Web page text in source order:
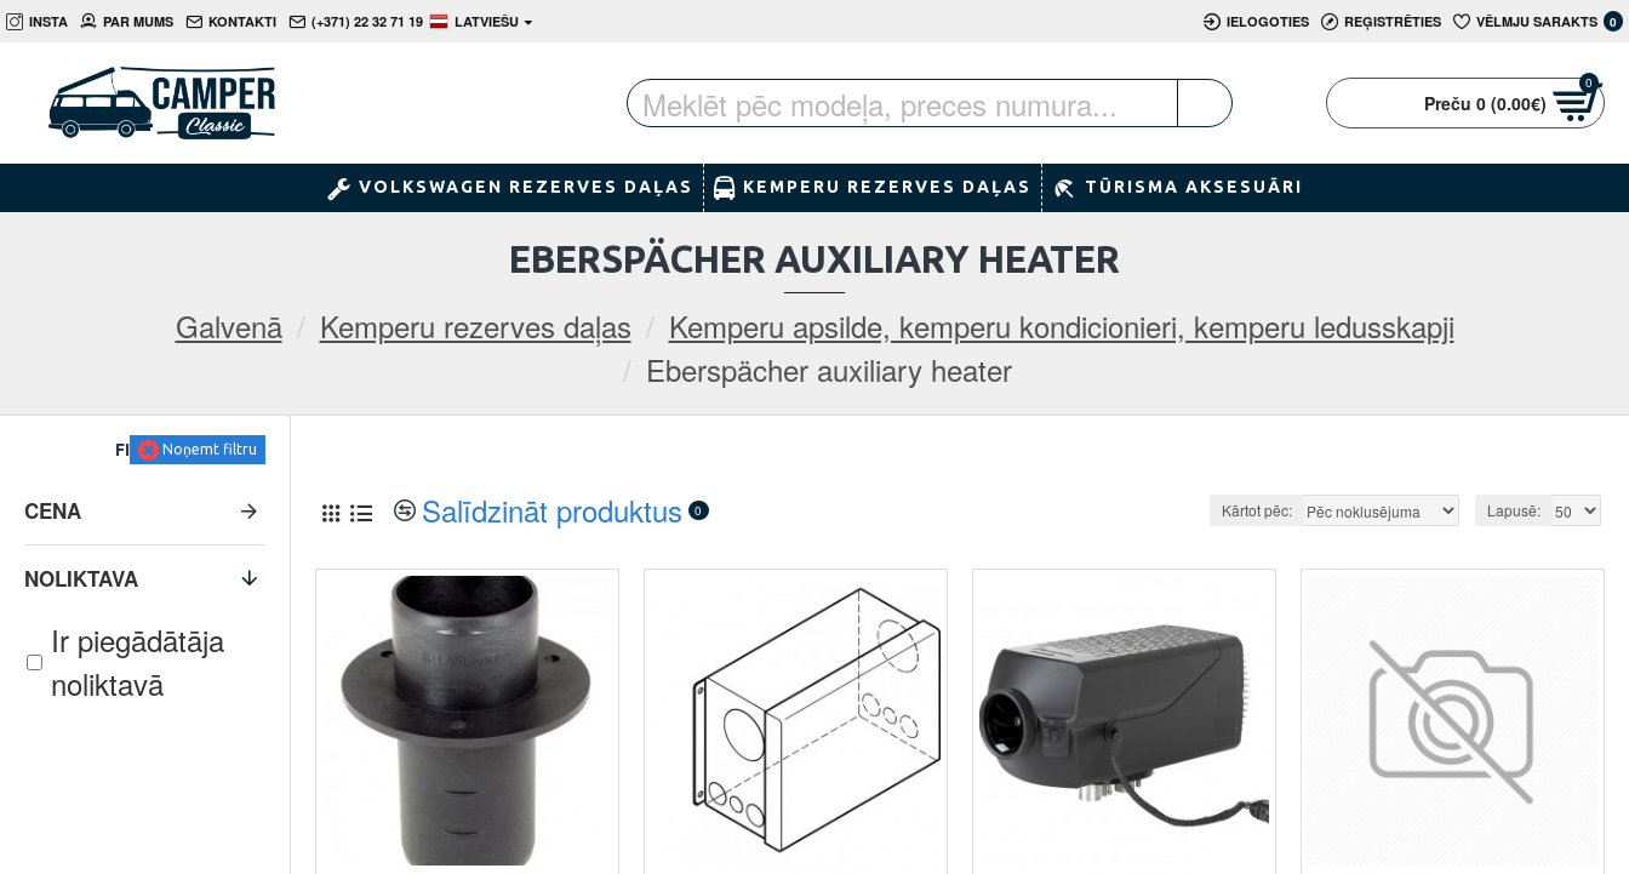
INSTA PAR MUMS KONTAKTI (+371) 22 32 71 19 LATVIEŠU IELOGOTIES REĢISTRĒTIES VĒLMJU SARAKTS 0
Preču 0 (0.00€)
0
VOLKSWAGEN REZERVES DAĻAS KEMPERU REZERVES DAĻAS TŪRISMA AKSESUĀRI
Galvenā Kemperu rezerves daļas
Kemperu apsilde, kemperu kondicionieri, kemperu ledusskapji
Eberspächer auxiliary heater
EBERSPÄCHER AUXILIARY HEATER
FILTRSNoņemt filtru
CENA
NOLIKTAVA
Ir piegādātāja
noliktavā
Salīdzināt produktus 0 Kārtot pēc: Lapusē: